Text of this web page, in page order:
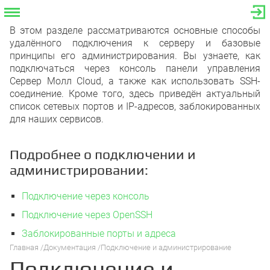
Главная Документация Подключение и администрирование
В этом разделе рассматриваются основные способы
удалённого подключения к серверу и базовые
принципы его администрирования. Вы узнаете, как
подключаться через консоль панели управления
Сервер Молл Cloud, а также как использовать SSH-
соединение. Кроме того, здесь приведён актуальный
список сетевых портов и IP-адресов, заблокированных
для наших сервисов.
Подробнее о подключении и
администрировании:
Подключение через консоль
Подключение через OpenSSH
Заблокированные порты и адреса